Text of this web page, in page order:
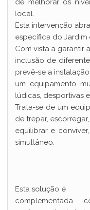
de melhorar os
local.
Esta intervenção
específica do
Com vista a garantir a
inclusão de
prevê-se a
um equipamento
lúdicas, desportivas
Trata-se de um
de trepar, escorregar,
equilibrar e
simultâneo.
Esta solução é